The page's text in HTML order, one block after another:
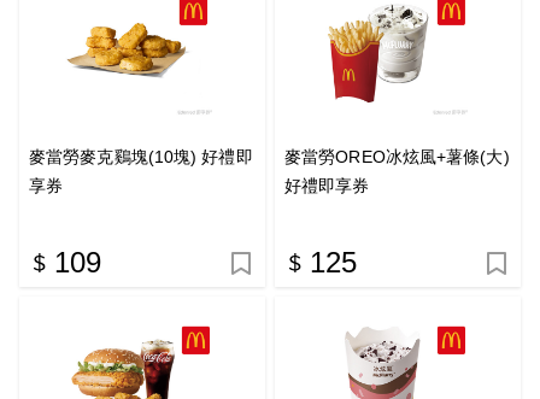
麥當勞麥克鷄塊(10塊) 好禮即
享券
109
麥當勞OREO冰炫風+薯條(大)
好禮即享券
125